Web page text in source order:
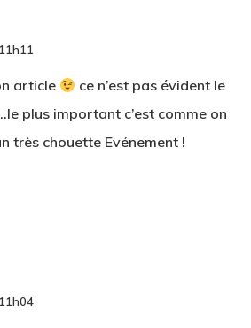
article
ce n’est pas évident le
plus important c’est comme on
très chouette Evénement !